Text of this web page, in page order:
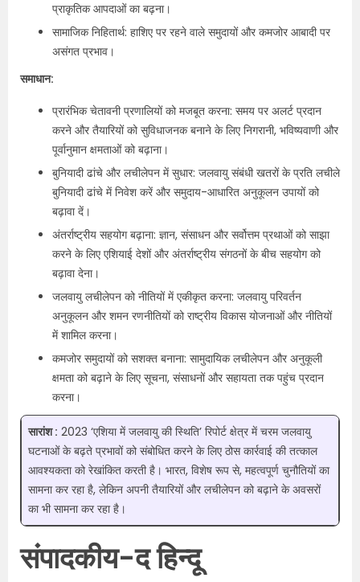
प्राकृतिक आपदाओं का बढ़ना।
सामाजिक निहितार्थ: हाशिए पर रहने वाले समुदायों और कमजोर आबादी पर
असंगत प्रभाव।
समाधान:
प्रारंभिक चेतावनी प्रणालियों को मजबूत करना: समय पर अलर्ट प्रदान
करने और तैयारियों को सुविधाजनक बनाने के लिए निगरानी, भविष्यवाणी और
पूर्वानुमान क्षमताओं को बढ़ाना।
बुनियादी ढांचे और लचीलेपन में सुधार: जलवायु संबंधी खतरों के प्रति लचीले
बुनियादी ढांचे में निवेश करें और समुदाय-आधारित अनुकूलन उपायों को
बढ़ावा दें।
अंतर्राष्ट्रीय सहयोग बढ़ाना: ज्ञान, संसाधन और सर्वोत्तम प्रथाओं को साझा
करने के लिए एशियाई देशों और अंतर्राष्ट्रीय संगठनों के बीच सहयोग को
बढ़ावा देना।
जलवायु लचीलेपन को नीतियों में एकीकृत करना: जलवायु परिवर्तन
अनुकूलन और शमन रणनीतियों को राष्ट्रीय विकास योजनाओं और नीतियों
में शामिल करना।
कमजोर समुदायों को सशक्त बनाना: सामुदायिक लचीलेपन और अनुकूली
क्षमता को बढ़ाने के लिए सूचना, संसाधनों और सहायता तक पहुंच प्रदान
करना।
सारांश : 2023 ‘एशिया में जलवायु की स्थिति’ रिपोर्ट क्षेत्र में चरम जलवायु
घटनाओं के बढ़ते प्रभावों को संबोधित करने के लिए ठोस कार्रवाई की तत्काल
आवश्यकता को रेखांकित करती है। भारत, विशेष रूप से, महत्वपूर्ण चुनौतियों का
सामना कर रहा है, लेकिन अपनी तैयारियों और लचीलेपन को बढ़ाने के अवसरों
का भी सामना कर रहा है।
संपादकीय-द हिन्दू